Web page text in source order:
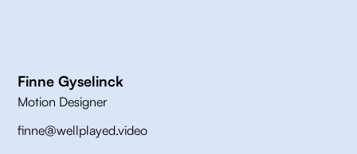
Finne Gyselinck
Motion Designer
finne@wellplayed.video